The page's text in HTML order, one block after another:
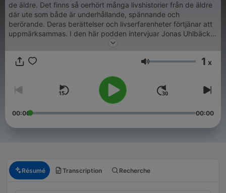
de äldre. Det finns så oerhört många livshistorier från de äldre
där ute som både är underhållande, spännande och
berörande. Deras berättelser och livserfarenheter förtjänar att
uppmärksammas. I den här podden intervjuar Jonas Uhlbäck
är både underhållande och berörande på alla sätt och vis! Här
har idag, samtidigt som de integreras med både sin egen och
de yngre generationerna! Kontakt: hello@jonasuhlback.com
Lyssna på de äldre är en produktion av Poddagency
Volume 1 x
00:00 00:00
Résumé Transcription Recherche